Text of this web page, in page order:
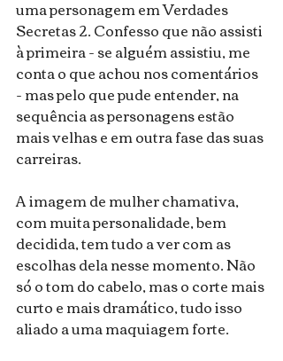
uma personagem em Verdades
Secretas 2. Confesso que não assisti
à primeira - se alguém assistiu, me
conta o que achou nos comentários
- mas pelo que pude entender, na
sequência as personagens estão
mais velhas e em outra fase das suas
carreiras.
A imagem de mulher chamativa,
com muita personalidade, bem
decidida, tem tudo a ver com as
escolhas dela nesse momento. Não
só o tom do cabelo, mas o corte mais
curto e mais dramático, tudo isso
aliado a uma maquiagem forte.